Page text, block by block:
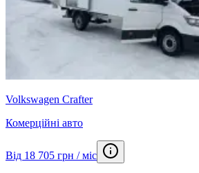
Volkswagen Crafter
Комерційні авто
Від 18 705 грн / міс